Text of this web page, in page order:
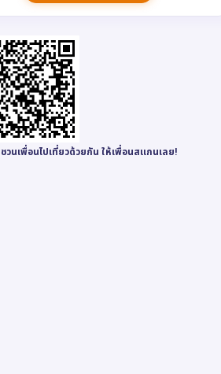
ชวนเพื่อนไปเที่ยวด้วยกัน ให้เพื่อนสแกนเลย!